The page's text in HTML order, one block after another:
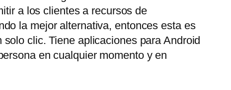
a los clientes a recursos de
la mejor alternativa, entonces esta es
clic. Tiene aplicaciones para Android
en cualquier momento y en